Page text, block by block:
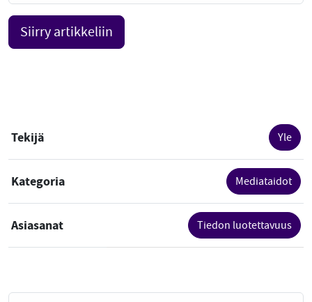
Siirry artikkeliin
Tekijä Yle
Kategoria Mediataidot
Asiasanat Tiedon luotettavuus